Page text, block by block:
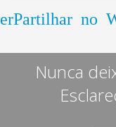
Partilhar no
Nunca